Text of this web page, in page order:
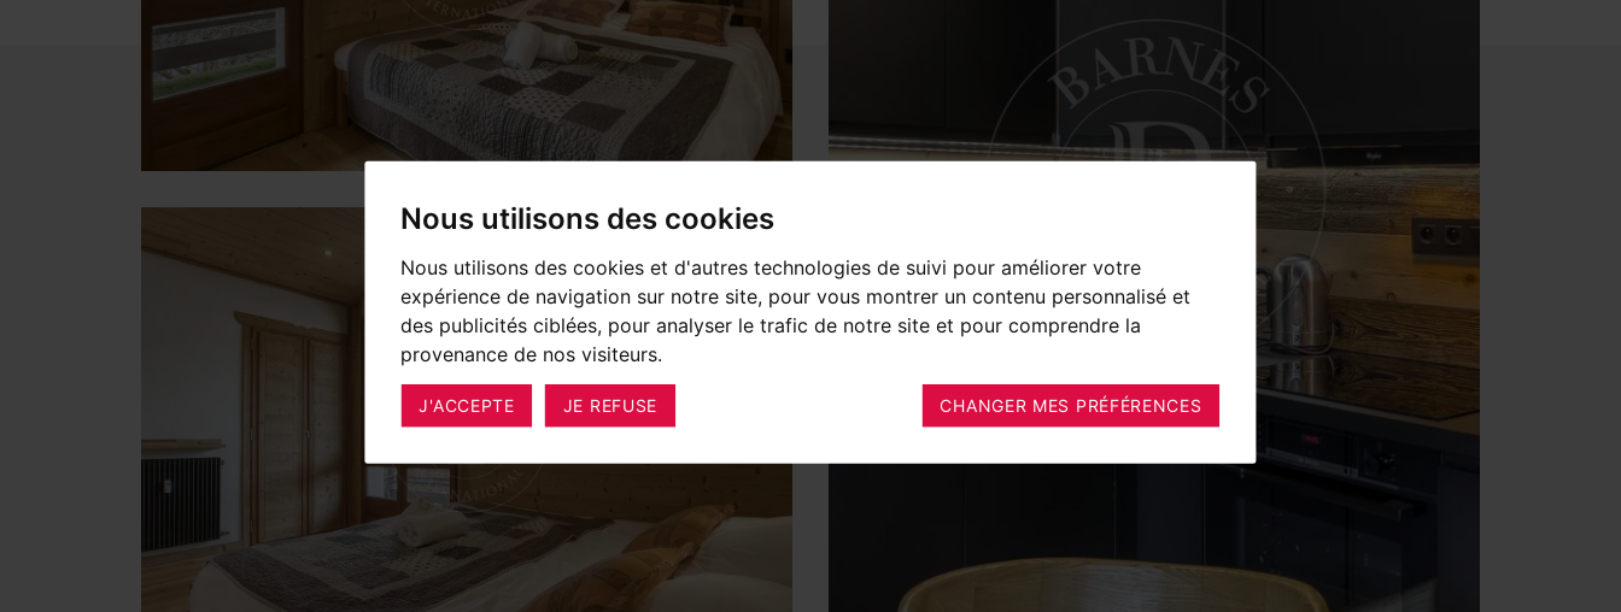
Nous utilisons des cookies
Nous utilisons des cookies et d'autres technologies de suivi pour améliorer votre
expérience de navigation sur notre site, pour vous montrer un contenu personnalisé et
des publicités ciblées, pour analyser le trafic de notre site et pour comprendre la
provenance de nos visiteurs.
J'ACCEPTE JE REFUSE CHANGER MES PRÉFÉRENCES